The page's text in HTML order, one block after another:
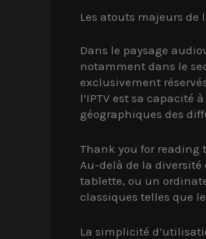
Les atouts majeurs de
Dans le paysage
notamment dans le
exclusivement
l’IPTV est sa
géographiques des
Thank you for reading
Au-delà de la diversité
tablette, ou un
classiques telles que
La simplicité